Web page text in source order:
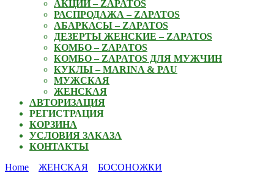
АКЦИИ – ZAPATOS
РАСПРОДАЖА – ZAPATOS
АБАРКАСЫ – ZAPATOS
ДЕЗЕРТЫ ЖЕНСКИЕ – ZAPATOS
КОМБО – ZAPATOS
КОМБО – ZAPATOS ДЛЯ МУЖЧИН
КУКЛЫ – MARINA & PAU
МУЖСКАЯ
ЖЕНСКАЯ
АВТОРИЗАЦИЯ
РЕГИСТРАЦИЯ
КОРЗИНА
УСЛОВИЯ ЗАКАЗА
КОНТАКТЫ
Home
ЖЕНСКАЯ БОСОНОЖКИ